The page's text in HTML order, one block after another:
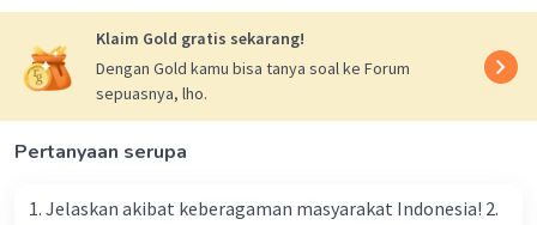
Iklan
Klaim Gold gratis sekarang!
Dengan Gold kamu bisa tanya soal ke Forum
sepuasnya, lho.
Pertanyaan serupa
1. Jelaskan akibat keberagaman masyarakat Indonesia! 2.